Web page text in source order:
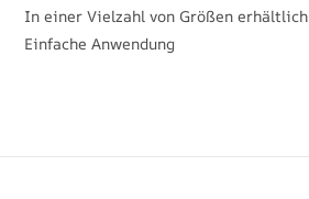
In einer Vielzahl von Größen erhältlich
Einfache Anwendung